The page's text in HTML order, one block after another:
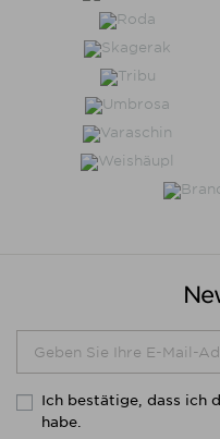
Ich bestätige, dass ich
habe.